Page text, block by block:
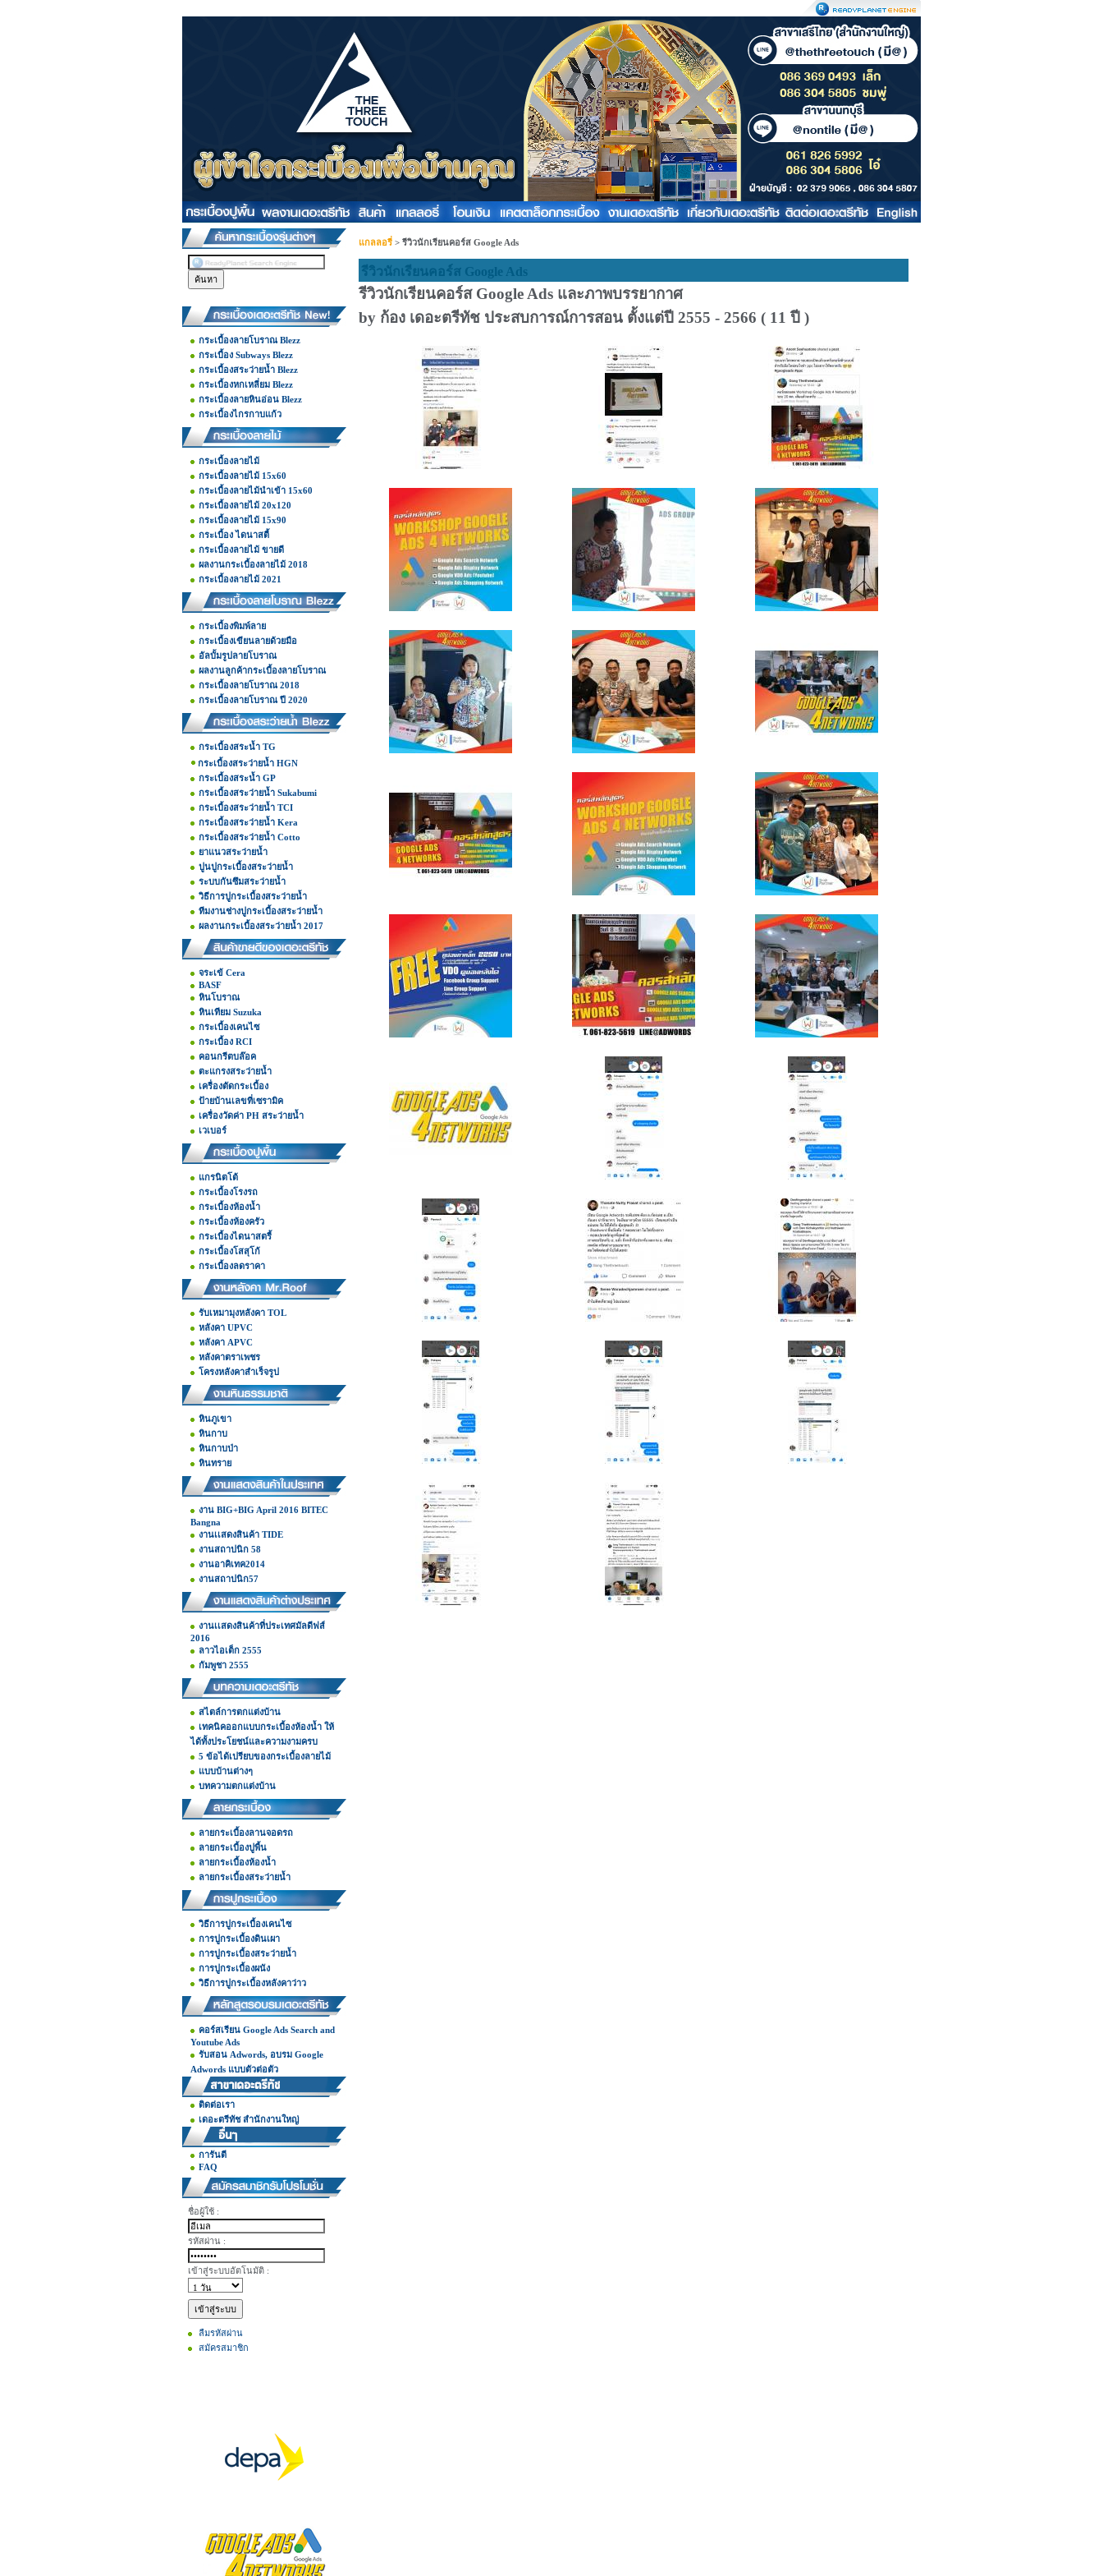
กระเบื้องลายโบราณ Blezz
กระเบื้อง Subways Blezz
กระเบื้องสระว่ายน้ำ Blezz
กระเบื้องหกเหลี่ยม Blezz
กระเบื้องลายหินอ่อน Blezz
กระเบื้องไกรกาบแก้ว
กระเบื้องลายไม้
กระเบื้องลายไม้ 15x60
กระเบื้องลายไม้นำเข้า 15x60
กระเบื้องลายไม้ 20x120
กระเบื้องลายไม้ 15x90
กระเบื้อง ไดนาสตี้
กระเบื้องลายไม้ ขายดี
ผลงานกระเบื้องลายไม้ 2018
กระเบื้องลายไม้ 2021
กระเบื้องพิมพ์ลาย
กระเบื้องเขียนลายด้วยมือ
อัลบั้มรูปลายโบราณ
ผลงานลูกค้ากระเบื้องลายโบราณ
กระเบื้องลายโบราณ 2018
กระเบื้องลายโบราณ ปี 2020
กระเบื้องสระน้ำ TG
กระเบื้องสระว่ายน้ำ HGN
กระเบื้องสระน้ำ GP
กระเบื้องสระว่ายน้ำ Sukabumi
กระเบื้องสระว่ายน้ำ TCI
กระเบื้องสระว่ายน้ำ Kera
กระเบื้องสระว่ายน้ำ Cotto
ยาแนวสระว่ายน้ำ
ปูนปูกระเบื้องสระว่ายน้ำ
ระบบกันซึมสระว่ายน้ำ
วิธีการปูกระเบื้องสระว่ายน้ำ
ทีมงานช่างปูกระเบื้องสระว่ายน้ำ
ผลงานกระเบื้องสระว่ายน้ำ 2017
จระเข้ Cera
BASF
หินโบราณ
หินเทียม Suzuka
กระเบื้องเคนไซ
กระเบื้อง RCI
คอนกรีตบล๊อค
ตะแกรงสระว่ายน้ำ
เครื่องตัดกระเบื้อง
ป้ายบ้านเลขที่เซรามิค
เครื่องวัดค่า PH สระว่ายน้ำ
เวเบอร์
แกรนิตโต้
กระเบื้องโรงรถ
กระเบื้องห้องน้ำ
กระเบื้องห้องครัว
กระเบื้องไดนาสตรี้
กระเบื้องโสสุโก้
กระเบื้องลดราคา
รับเหมามุงหลังคา TOL
หลังคา UPVC
หลังคา APVC
หลังคาตราเพชร
โครงหลังคาสำเร็จรูป
หินภูเขา
หินกาบ
หินกาบป่า
หินทราย
งาน BIG+BIG April 2016 BITEC
Bangna
งานเเสดงสินค้า TIDE
งานสถาปนิก 58
งานอาคิเทค2014
งานสถาปนิก57
งานเเสดงสินค้าที่ประเทศมัลดีฟส์
2016
ลาวไอเต็ก 2555
กัมพูชา 2555
สไตล์การตกแต่งบ้าน
เทคนิคออกแบบกระเบื้องห้องน้ำ ให้
ได้ทั้งประโยชน์และความงามครบ
5 ข้อได้เปรียบของกระเบื้องลายไม้
แบบบ้านต่างๆ
บทความตกแต่งบ้าน
ลายกระเบื้องลานจอดรถ
ลายกระเบื้องปูพื้น
ลายกระเบื้องห้องน้ำ
ลายกระเบื้องสระว่ายน้ำ
วิธีการปูกระเบื้องเคนไซ
การปูกระเบื้องดินเผา
การปูกระเบื้องสระว่ายน้ำ
การปูกระเบื้องผนัง
วิธีการปูกระเบื้องหลังคาว่าว
คอร์สเรียน Google Ads Search and
Youtube Ads
รับสอน Adwords, อบรม Google
Adwords แบบตัวต่อตัว
ติดต่อเรา
เดอะตรีทัช สำนักงานใหญ่
การันตี
FAQ
ชื่อผู้ใช้ :
รหัสผ่าน :
เข้าสู่ระบบอัตโนมัติ :
ลืมรหัสผ่าน
สมัครสมาชิก
แกลลอรี่ > รีวิวนักเรียนคอร์ส Google Ads
รีวิวนักเรียนคอร์ส Google Ads
รีวิวนักเรียนคอร์ส Google Ads และภาพบรรยากาศ
by ก้อง เดอะตรีทัช ประสบการณ์การสอน ตั้งแต่ปี 2555 - 2566 ( 11 ปี )